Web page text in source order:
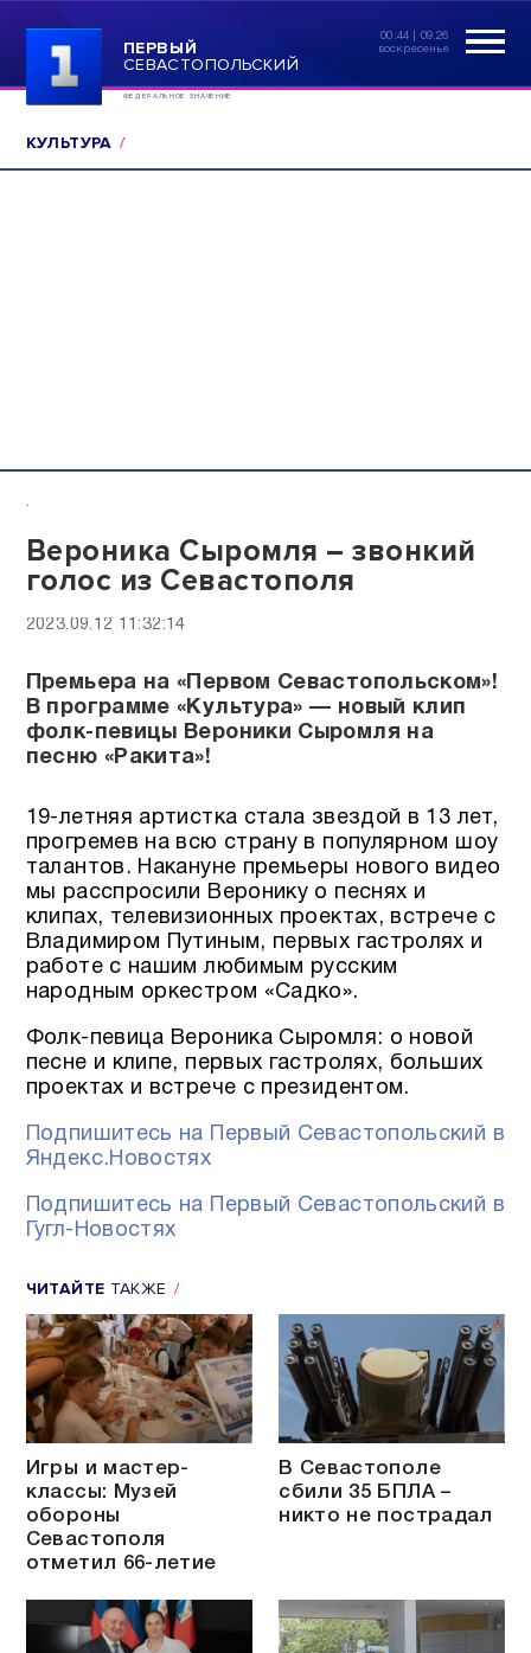
ПЕРВЫЙ
СЕВАСТОПОЛЬСКИЙ
ФЕДЕРАЛЬНОЕ ЗНАЧЕНИЕ
00:44 | 09.26
воскресенье
КУЛЬТУРА
.
Вероника Сыромля – звонкий
голос из Севастополя
2023.09.12 11:32:14
Премьера на «Первом Севастопольском»!
В программе «Культура» — новый клип
фолк-певицы Вероники Сыромля на
песню «Ракита»!
19-летняя артистка стала звездой в 13 лет,
прогремев на всю страну в популярном шоу
талантов. Накануне премьеры нового видео
мы расспросили Веронику о песнях и
клипах, телевизионных проектах, встрече с
Владимиром Путиным, первых гастролях и
работе с нашим любимым русским
народным оркестром «Садко».
Фолк-певица Вероника Сыромля: о новой
песне и клипе, первых гастролях, больших
проектах и встрече с президентом.
Подпишитесь на Первый Севастопольский в
Яндекс.Новостях
Подпишитесь на Первый Севастопольский в
Гугл-Новостях
ЧИТАЙТЕ ТАКЖЕ
Игры и мастер-
классы: Музей
обороны
Севастополя
отметил 66-летие
В Севастополе
сбили 35 БПЛА –
никто не пострадал